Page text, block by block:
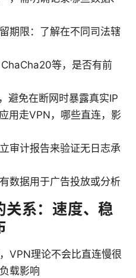
期限：了解在不同司法辖
等，是否有前
避免在断网时暴露真实IP
用走VPN，哪些直连，影
审计报告来验证无日志承
数据用于广告投放或分析
关系：速度、稳
VPN理论不会比直连慢很
载影响